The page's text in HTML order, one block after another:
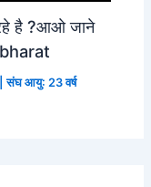
रहे है ?आओ जाने
संघ आयु: 23 वर्ष